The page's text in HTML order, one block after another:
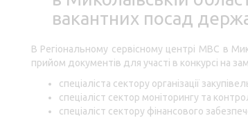
вакантних посад
В Регіональному сервісному центрі МВС в
прийом документів для участі в конкурсі на
спеціаліста сектору організації
спеціаліст сектор моніторингу та
спеціаліст сектору фінансового